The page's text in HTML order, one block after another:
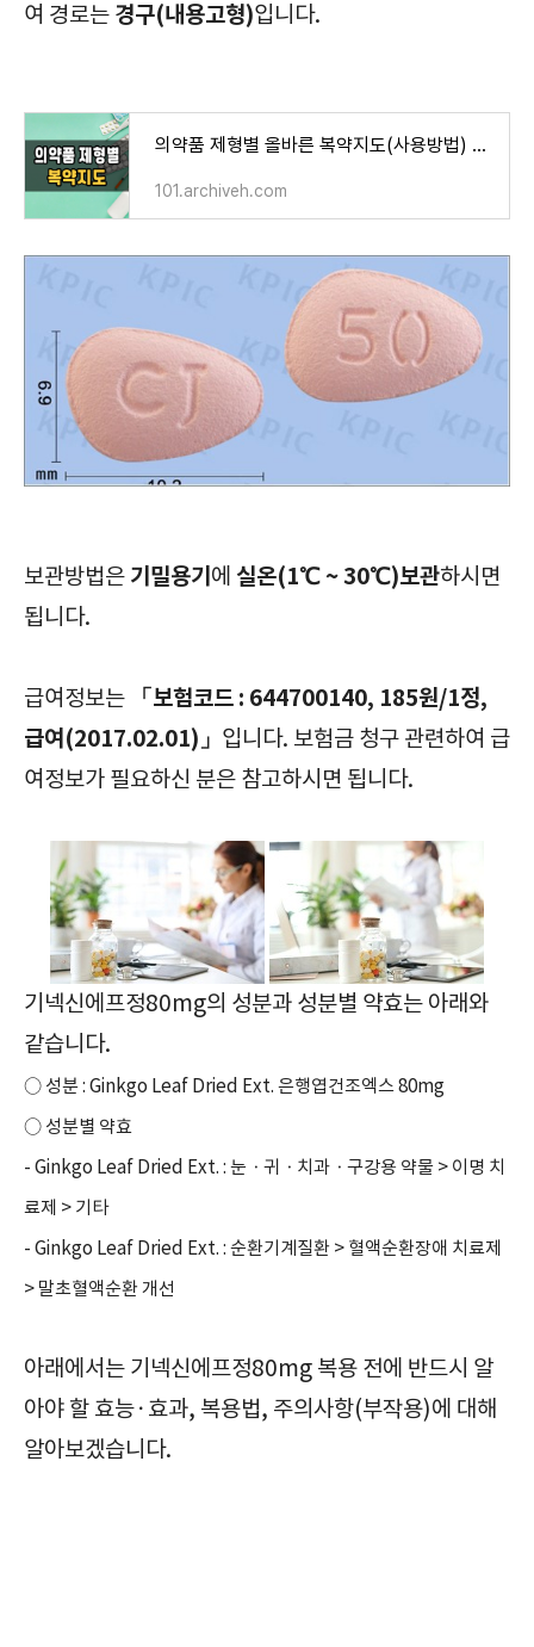
여 경로는 경구(내용고형)입니다.
의약품 제형별 올바른 복약지도(사용방법) 및 주의사항
101.archiveh.com
보관방법은 기밀용기 에 실온(1℃ ~ 30℃)보관하시면
됩니다.
급여정보는
「보험코드 : 644700140, 185원/1정,
급여(2017.02.01)」 입니다. 보험금 청구 관련하여 급
여정보가 필요하신 분은 참고하시면 됩니다.
기넥신에프정80mg의 성분과 성분별 약효는 아래와
같습니다.
○ 성분 : Ginkgo Leaf Dried Ext. 은행엽건조엑스 80mg
○ 성분별 약효
- Ginkgo Leaf Dried Ext. : 눈ㆍ귀ㆍ치과ㆍ구강용 약물 > 이명 치
료제 > 기타
- Ginkgo Leaf Dried Ext. : 순환기계질환 > 혈액순환장애 치료제
> 말초혈액순환 개선
아래에서는 기넥신에프정80mg 복용 전에 반드시 알
아야 할 효능·효과, 복용법, 주의사항(부작용)에 대해
알아보겠습니다.